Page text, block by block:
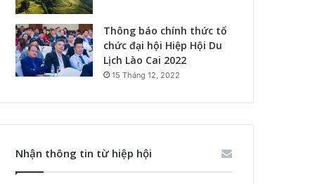
Thông báo chính thức tổ
chức đại hội Hiệp Hội Du
Lịch Lào Cai 2022
15 Tháng 12, 2022
Nhận thông tin từ hiệp hội